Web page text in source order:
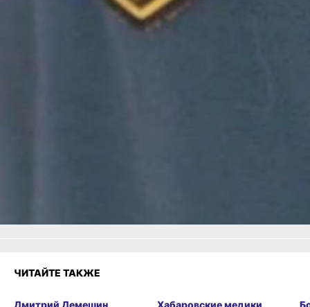
В Хабаровске 22 июня будет
ЧИТАЙТЕ ТАКЖЕ
Дмитрий Демешин
Хабаровские медики